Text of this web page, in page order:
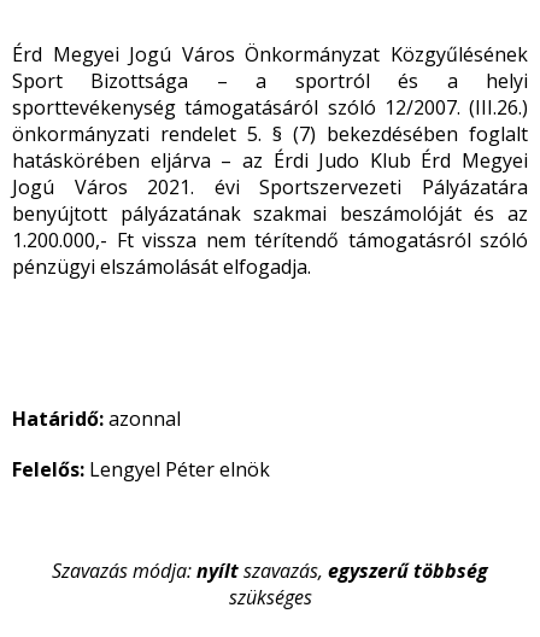
Érd Megyei Jogú Város Önkormányzat Közgyűlésének
Sport Bizottsága – a sportról és a helyi
sporttevékenység támogatásáról szóló 12/2007. (III.26.)
önkormányzati rendelet 5. § (7) bekezdésében foglalt
hatáskörében eljárva – az Érdi Judo Klub Érd Megyei
Jogú Város 2021. évi Sportszervezeti Pályázatára
benyújtott pályázatának szakmai beszámolóját és az
1.200.000,- Ft vissza nem térítendő támogatásról szóló
pénzügyi elszámolását elfogadja.
Határidő:azonnal
Felelős: Lengyel Péter elnök
Szavazás módja:nyíltszavazás, egyszerűtöbbség
szükséges